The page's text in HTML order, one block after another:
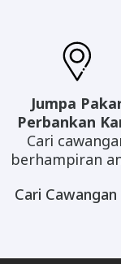
Jumpa
Perbankan
Cari
berhampiran
Cari Cawangan